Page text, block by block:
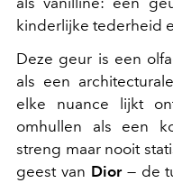
kinderlijke tederheid
Deze geur is een
als een
elke nuance lijkt
omhullen als een
streng maar nooit
geest van Dior— de